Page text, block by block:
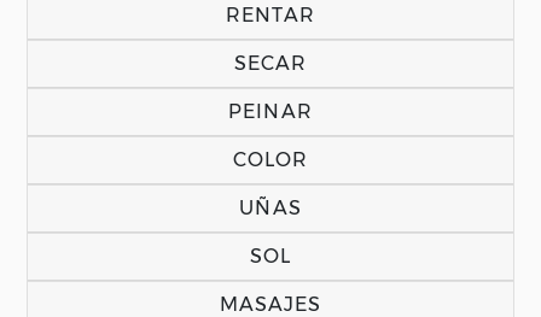
RENTAR
SECAR
PEINAR
COLOR
UÑAS
SOL
MASAJES